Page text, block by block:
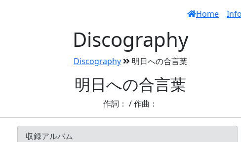
Home
Discography
Discography 明日への合言葉
明日への合言葉
作詞： / 作曲：
収録アルバム